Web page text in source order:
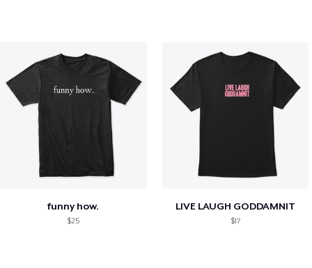
funny how.
$25
LIVE LAUGH GODDAMNIT
$17